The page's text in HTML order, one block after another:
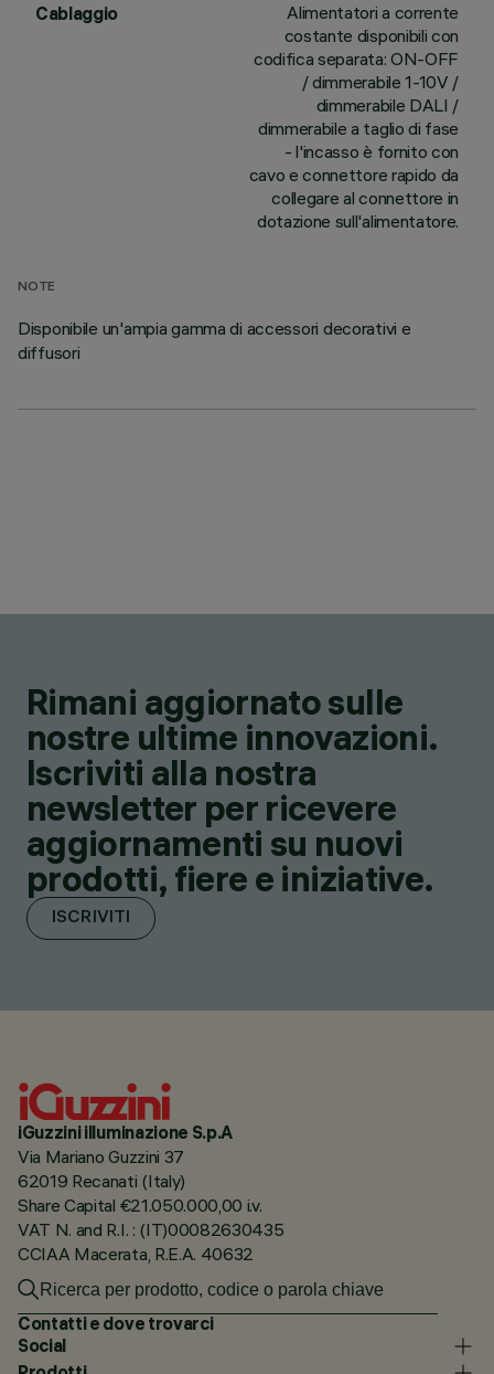
Cablaggio
Alimentatori a corrente
costante disponibili con
codifica separata: ON-OFF
/ dimmerabile 1-10V /
dimmerabile DALI /
dimmerabile a taglio di fase
- l'incasso è fornito con
cavo e connettore rapido da
collegare al connettore in
dotazione sull'alimentatore.
NOTE
Disponibile un'ampia gamma di accessori decorativi e
diffusori
Rimani aggiornato sulle
nostre ultime innovazioni.
Iscriviti alla nostra
newsletter per ricevere
aggiornamenti su nuovi
prodotti, fiere e iniziative.
ISCRIVITI
iGuzzini illuminazione S.p.A
Via Mariano Guzzini 37
62019 Recanati (Italy)
Share Capital €21.050.000,00 i.v.
VAT N. and R.I. : (IT)00082630435
CCIAA Macerata, R.E.A. 40632
Contatti e dove trovarci
Social